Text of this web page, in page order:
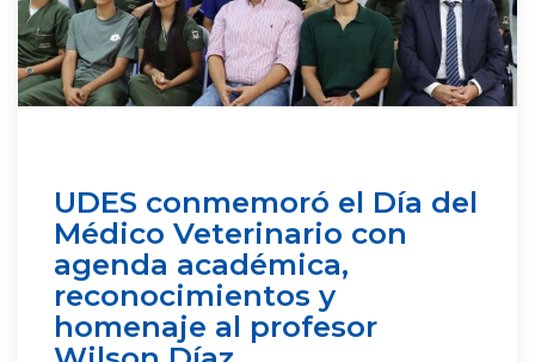
UDES conmemoró el Día del
Médico Veterinario con
agenda académica,
reconocimientos y
homenaje al profesor